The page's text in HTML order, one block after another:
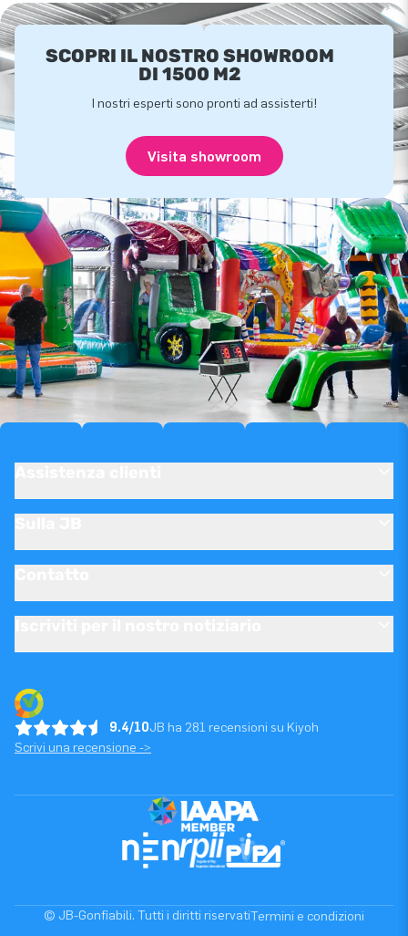
SCOPRI IL NOSTRO SHOWROOM
DI 1500 M2
I nostri esperti sono pronti ad assisterti!
Visita showroom
9.4/10JB ha 281 recensioni su Kiyoh
Scrivi una recensione ->
© JB-Gonfiabili. Tutti i diritti riservatiTermini e condizioni